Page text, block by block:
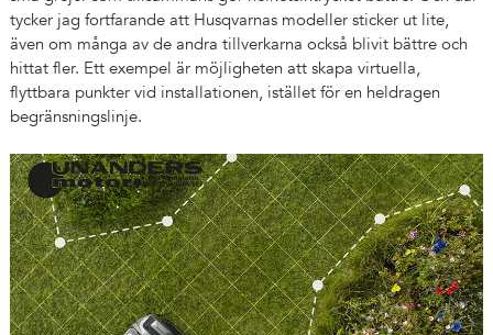
tycker jag fortfarande att Husqvarnas modeller sticker ut lite,
även om många av de andra tillverkarna också blivit bättre och
hittat fler. Ett exempel är möjligheten att skapa virtuella,
flyttbara punkter vid installationen, istället för en heldragen
begränsningslinje.